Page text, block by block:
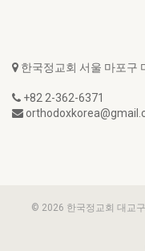
한국정교회 서울 마포구
+82 2-362-6371
© 2026 한국정교회 대교